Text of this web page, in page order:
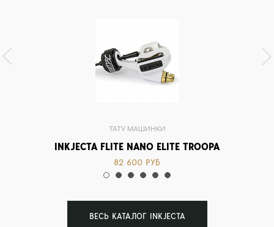
ТАТУ МАШИНКИ
INKJECTA FLITE NANO ELITE TROOPA
82 600 РУБ
ВЕСЬ КАТАЛОГ INKJECTA